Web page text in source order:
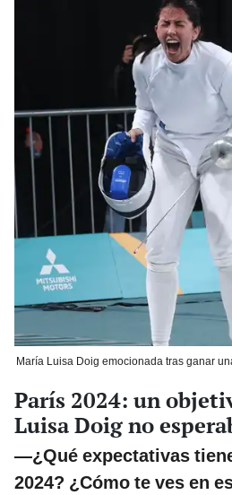
María Luisa Doig emocionada tras ganar
París 2024: un
Luisa Doig no
—¿Qué expectativas
2024? ¿Cómo te ves en